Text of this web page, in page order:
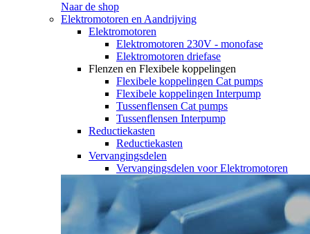
Naar de shop
Elektromotoren en Aandrijving
Elektromotoren
Elektromotoren 230V - monofase
Elektromotoren driefase
Flenzen en Flexibele koppelingen
Flexibele koppelingen Cat pumps
Flexibele koppelingen Interpump
Tussenflensen Cat pumps
Tussenflensen Interpump
Reductiekasten
Reductiekasten
Vervangingsdelen
Vervangingsdelen voor Elektromotoren